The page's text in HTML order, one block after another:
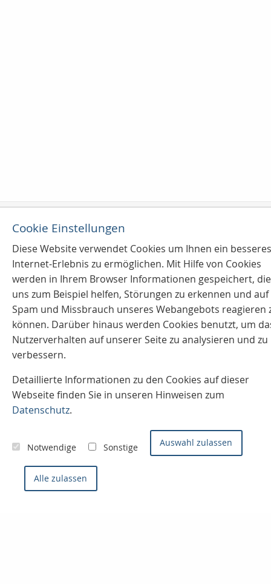
Kontaktieren Sie uns
Konzept- & Servicemakler
Sven Joos
Badenweilerstr. 2
79115 Freiburg im Breisgau
0761 / 66 99 0
0761 / 66 93 0
Nachricht schreiben
Bewerten Sie uns
Cookie Einstellungen
Diese Website verwendet Cookies um Ihnen ein besseres
Internet-Erlebnis zu ermöglichen. Mit Hilfe von Cookies
werden in Ihrem Browser Informationen gespeichert, die
uns zum Beispiel helfen, Störungen zu erkennen und auf
Spam und Missbrauch unseres Webangebots reagieren
können. Darüber hinaus werden Cookies benutzt, um
Nutzerverhalten auf unserer Seite zu analysieren und zu
verbessern.
Detaillierte Informationen zu den Cookies auf dieser
Webseite finden Sie in unseren Hinweisen zum
Datenschutz.
Notwendige Sonstige Auswahl zulassen
Alle zulassen